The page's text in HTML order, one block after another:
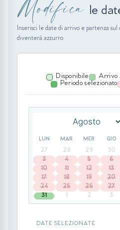
le
Inserisci le date di arrivo e partenza
diventerà azzurro
Disponibile
Arrivo
Periodo selezionato
LUN MAR MER GIO
27 28 29 30
3
4 5 6
10
11 12 13
17
18 19 20
24
25 26 27
31
1 2 3
DATE SELEZIONATE